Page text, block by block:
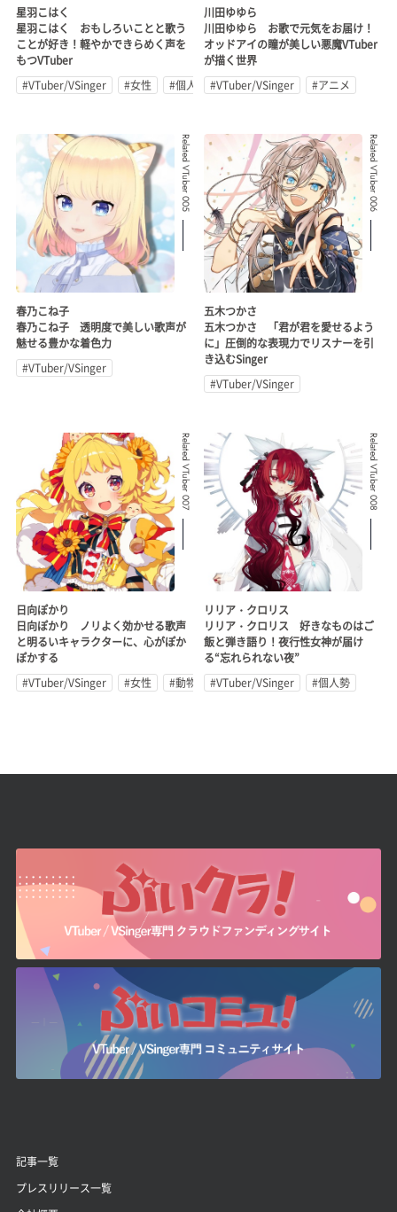
星羽こはく
星羽こはく おもしろいことと歌う
ことが好き！軽やかできらめく声を
もつVTuber
#VTuber/VSinger
#女性 #個人勢
川田ゆゆら
川田ゆゆら お歌で元気をお届け！
オッドアイの瞳が美しい悪魔VTuber
が描く世界
#VTuber/VSinger
#アニメ
Related VTuber 005
春乃こね子
春乃こね子 透明度で美しい歌声が
魅せる豊かな着色力
#VTuber/VSinger
Related VTuber 006
五木つかさ
五木つかさ 「君が君を愛せるよう
に」圧倒的な表現力でリスナーを引
き込むSinger
#VTuber/VSinger
Related VTuber 007
日向ぽかり
日向ぽかり ノリよく効かせる歌声
と明るいキャラクターに、心がぽか
ぽかする
#VTuber/VSinger
#女性 #動物系
Related VTuber 008
リリア・クロリス
リリア・クロリス 好きなものはご
飯と弾き語り！夜行性女神が届け
る“忘れられない夜”
#VTuber/VSinger
#個人勢
記事一覧
プレスリリース一覧